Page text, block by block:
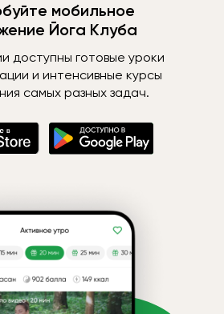
мобильное
Йога Клуба
доступны готовые уроки
и интенсивные курсы
самых разных задач.